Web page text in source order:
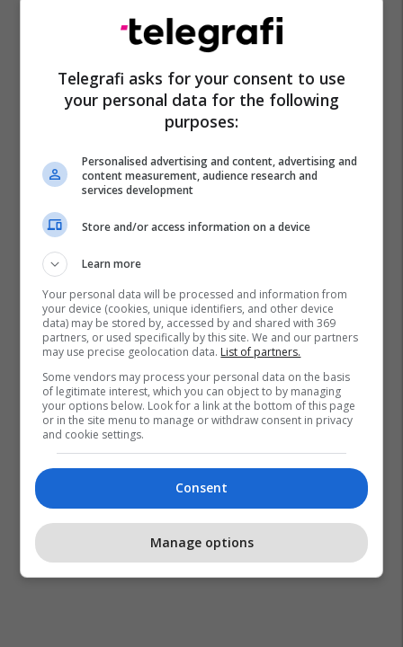
Telegrafi asks for your consent to use
your personal data for the following
purposes:
Personalised advertising and content, advertising and
content measurement, audience research and
services development
Store and/or access information on a device
Learn more
Your personal data will be processed and information from
your device (cookies, unique identifiers, and other device
data) may be stored by, accessed by and shared with 369
partners, or used specifically by this site. We and our partners
may use precise geolocation data. List of partners.
Some vendors may process your personal data on the basis
of legitimate interest, which you can object to by managing
your options below. Look for a link at the bottom of this page
or in the site menu to manage or withdraw consent in privacy
and cookie settings.
Consent
Manage options